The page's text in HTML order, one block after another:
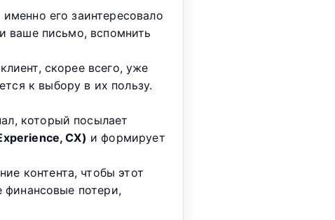
его заинтересовало
ваше письмо, вспомнить
скорее всего, уже
к выбору в их пользу.
который посылает
CX) и формирует
контента, чтобы этот
финансовые потери,